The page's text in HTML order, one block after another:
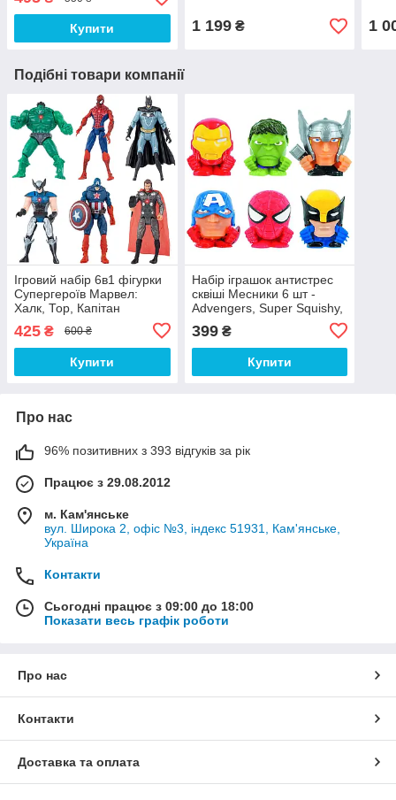
Купити 1 199₴ 1
Подібні товари компанії
Ігровий набір 6в1 фігурки
Супергероїв Марвел:
Халк, Тор, Капітан
Бетмен, Людина-павук 15
см
425 ₴ 600 ₴
Купити
Набір іграшок антистрес
сквіші Месники 6 шт -
Advengers, Super Squishy, ​​
Tor, Iron Man, Hulk, Spider
Man
399₴
Купити
Про нас
96% позитивних з 393 відгуків за рік
Працює з 29.08.2012
м. Кам'янське
вул. Широка 2, офіс №3, індекс 51931, Кам'янське,
Україна
Контакти
Сьогодні працює з 09:00 до 18:00
Показати весь графік роботи
Про нас
Контакти
Доставка та оплата